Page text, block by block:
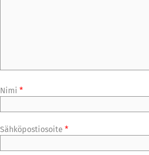
Nimi *
Sähköpostiosoite *